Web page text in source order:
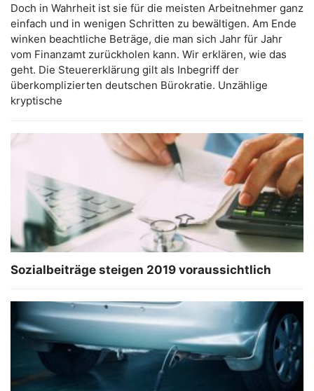
Doch in Wahrheit ist sie für die meisten Arbeitnehmer ganz
einfach und in wenigen Schritten zu bewältigen. Am Ende
winken beachtliche Beträge, die man sich Jahr für Jahr
vom Finanzamt zurückholen kann. Wir erklären, wie das
geht. Die Steuererklärung gilt als Inbegriff der
überkomplizierten deutschen Bürokratie. Unzählige
kryptische
Sozialbeiträge steigen 2019 voraussichtlich